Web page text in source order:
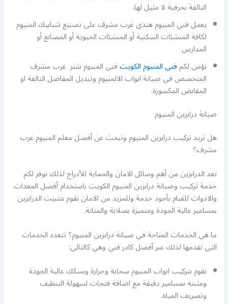
التالفة بحرفية لا مثيل لها.
يعمل فني المنيوم هندي غرب مشرف على تصنيع شبابيك المنيوم
لكافة المنشئات السكنية أو المنشئات الحيوية أو المصانع أو
المدارس
نؤمن لكمفني المنيوم الكويتفني المنيوم شتر غرب مشرف
المتخصص في صيانة ابواب الالمنيوم وتبديل المفاصل التالفة او
المقابض المكسورة.
صيانة درابزين المنيوم
هل تريد تركيب درابزين المنيوم وتبحث عن أفضل معلم المنيوم غرب
مشرف؟
تعد الدرابزين من أهم وسائل الامان والحماية للأدراج لذلك نوفر لكم
خدمة تركيب وصيانة درابزين المنيوم الكويت باستخدام أفضل المعدات
والادوات للقيام بأجود خدمة وللمزيد من الامان نقوم بتثبيت الدرابزين
بمسامير عالية الجودة ومتميزة بصلابة والمتانة.
ما هي الخدمات المتاحة في صيانة درابزين المنيوم؟ تتعدد الخدمات
التي نقدمها لذلك عبر أفضل كادر فني وهي كالتالي:
نقوم بتركيب ابواب المنيوم سحابة وجرارة وبسكك عالية الجودة
ومثبته بمسامير دقيقة مع اضافة فتحات لسهولة التنظيف
وتصريف المياه.